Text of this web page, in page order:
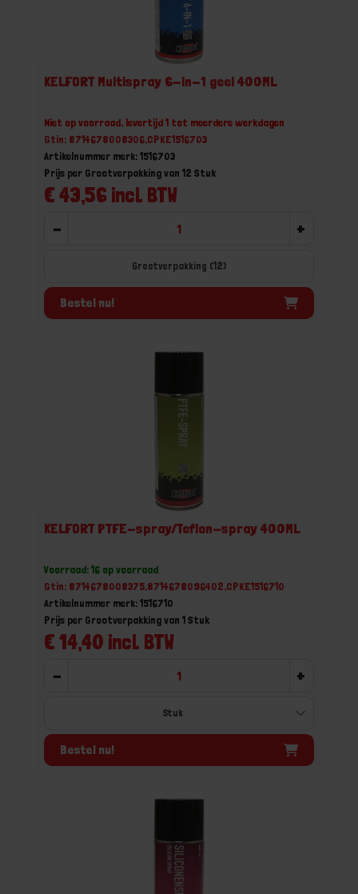
KELFORT Multispray 6-in-1 geel 400ML
Niet op voorraad, levertijd 1 tot meerdere werkdagen
Gtin: 8714678008306,CPKE1516703
Artikelnummer merk: 1516703
€ 43,56 incl. BTW
Prijs per Grootverpakking van 12 Stuk
- +
Grootverpakking (12)
Bestel nu!
KELFORT PTFE-spray/Teflon-spray 400ML
Voorraad: 16 op voorraad
Gtin: 8714678008375,8714678096402,CPKE1516710
Artikelnummer merk: 1516710
€ 14,40 incl. BTW
Prijs per Grootverpakking van 1 Stuk
- +
Bestel nu!